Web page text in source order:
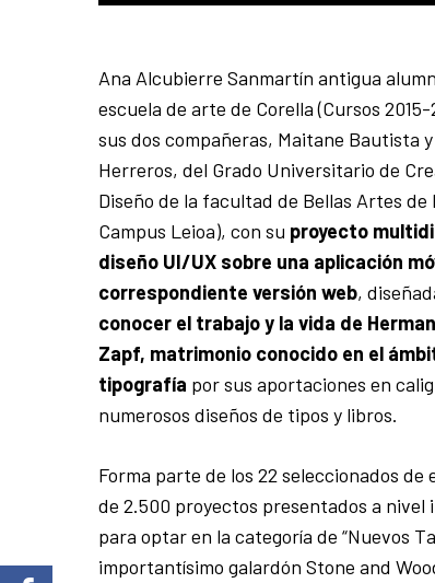
Ana Alcubierre Sanmartín antigua
escuela de arte de Corella (Cursos
sus dos compañeras, Maitane Bautista
Herreros, del Grado Universitario de
Diseño de la facultad de Bellas Artes de
Campus Leioa), con su proyecto
diseño UI/UX sobre una aplicación
correspondiente versión web,
conocer el trabajo y la vida de
Zapf, matrimonio conocido en el
tipografía por sus aportaciones en
numerosos diseños de tipos y libros.
Forma parte de los 22 seleccionados de
de 2.500 proyectos presentados a nivel
para optar en la categoría de “Nuevos
importantísimo galardón Stone and